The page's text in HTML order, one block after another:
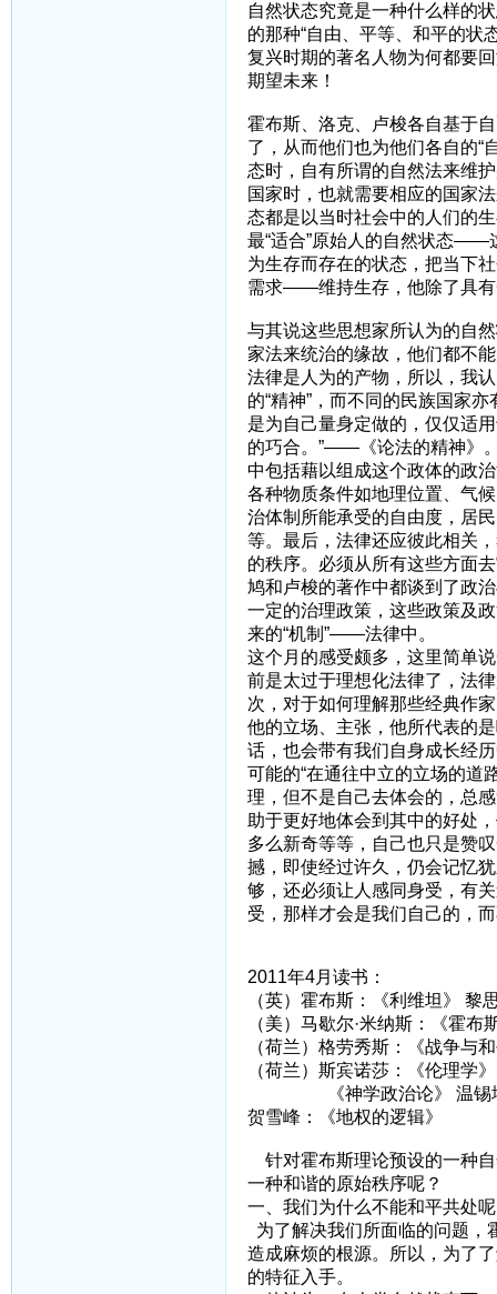
自然状态究竟是一种什么样的
的那种“自由、平等、和平的状
复兴时期的著名人物为何都要
期望未来！
霍布斯、洛克、卢梭各自基于
了，从而他们也为他们各自的
态时，自有所谓的自然法来维
国家时，也就需要相应的国家
态都是以当时社会中的人们的
最“适合”原始人的自然状态——
为生存而存在的状态，把当下
需求——维持生存，他除了具有
与其说这些思想家所认为的自
家法来统治的缘故，他们都不
法律是人为的产物，所以，我
的“精神”，而不同的民族国家
是为自己量身定做的，仅仅适
的巧合。”——《论法的精神》
中包括藉以组成这个政体的政
各种物质条件如地理位置、气
治体制所能承受的自由度，居
等。最后，法律还应彼此相关
的秩序。必须从所有这些方面
鸠和卢梭的著作中都谈到了政
一定的治理政策，这些政策及
来的“机制”——法律中。
这个月的感受颇多，这里简单
前是太过于理想化法律了，法
次，对于如何理解那些经典作
他的立场、主张，他所代表的
话，也会带有我们自身成长经
可能的“在通往中立的立场的道
理，但不是自己去体会的，总
助于更好地体会到其中的好处
多么新奇等等，自己也只是赞
撼，即使经过许久，仍会记忆
够，还必须让人感同身受，有
受，那样才会是我们自己的，
2011年4月读书：
（英）霍布斯：《利维坦》 黎
（美）马歇尔·米纳斯：《霍布
（荷兰）格劳秀斯：《战争与
（荷兰）斯宾诺莎：《伦理学
《神学政治论》 温锡
贺雪峰：《地权的逻辑》
针对霍布斯理论预设的一种
一种和谐的原始秩序呢？
一、我们为什么不能和平共处
为了解决我们所面临的问题，
造成麻烦的根源。所以，为了
的特征入手。